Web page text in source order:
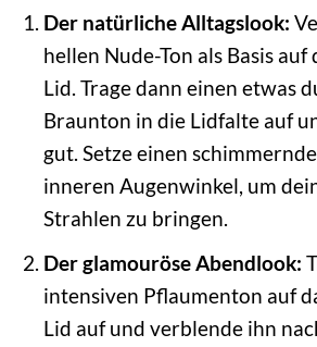
Der natürliche Alltagslook:
hellen Nude-Ton als Basis auf
Lid. Trage dann einen etwas
Braunton in die Lidfalte auf
gut. Setze einen
inneren Augenwinkel, um
Strahlen zu bringen.
Der glamouröse Abendlook:
intensiven Pflaumenton auf
Lid auf und verblende ihn